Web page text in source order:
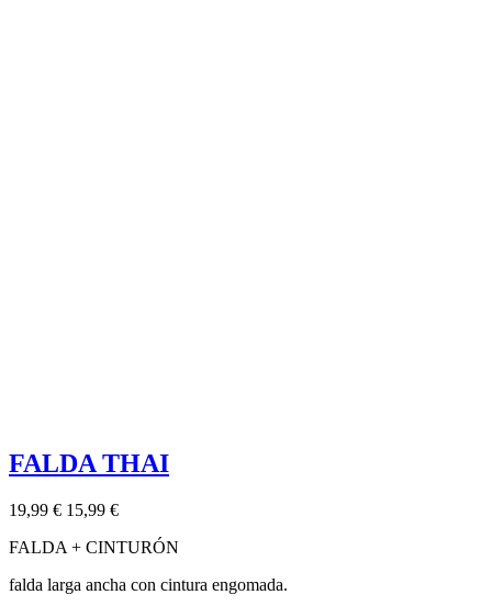
FALDA THAI
19,99 € 15,99 €
FALDA + CINTURÓN
falda larga ancha con cintura engomada.